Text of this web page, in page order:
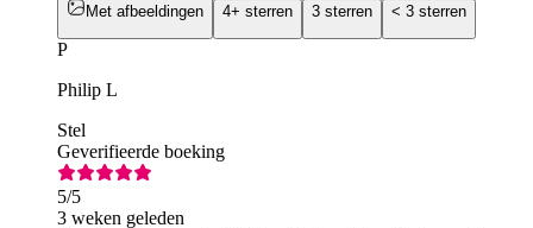
Met afbeeldingen 4+ sterren 3 sterren < 3 sterren
P
Philip L
Stel
Geverifieerde boeking
5/5
3 weken geleden